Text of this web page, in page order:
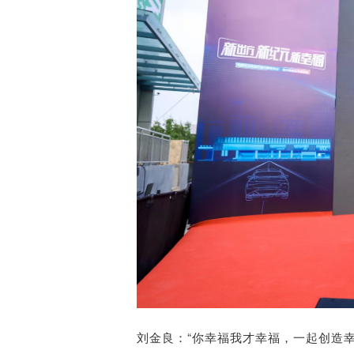
刘金良：“你幸福我才幸福，一起创造